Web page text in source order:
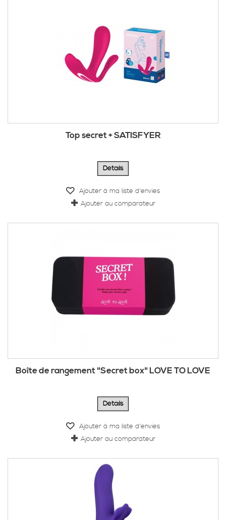
Top secret + SATISFYER
Détails
Ajouter à ma liste d'envies
Ajouter au comparateur
Boîte de rangement "Secret box" LOVE TO LOVE
Détails
Ajouter à ma liste d'envies
Ajouter au comparateur